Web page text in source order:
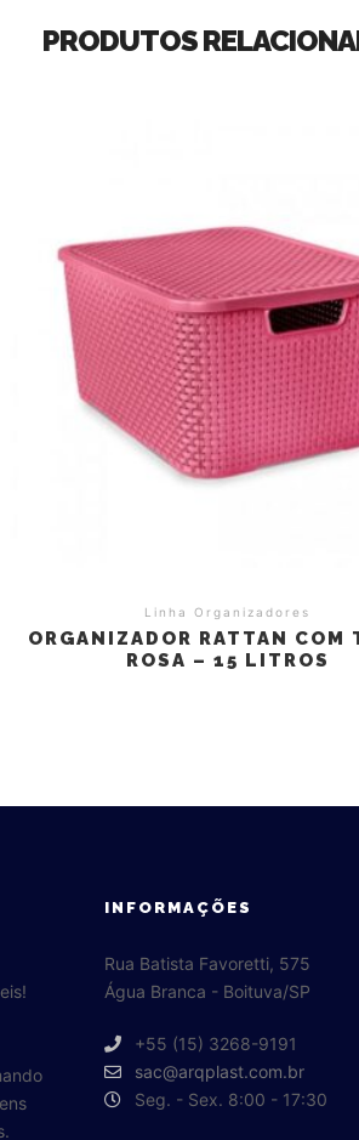
PRODUTOS
Linha Organizadores
ORGANIZADOR RATTAN COM
ROSA – 15 LITROS
INFORMAÇÕES
Rua Batista Favoretti, 575
Água Branca - Boituva/SP
+55 (15) 3268-9191
sac@arqplast.com.br
Seg. - Sex. 8:00 - 17:30